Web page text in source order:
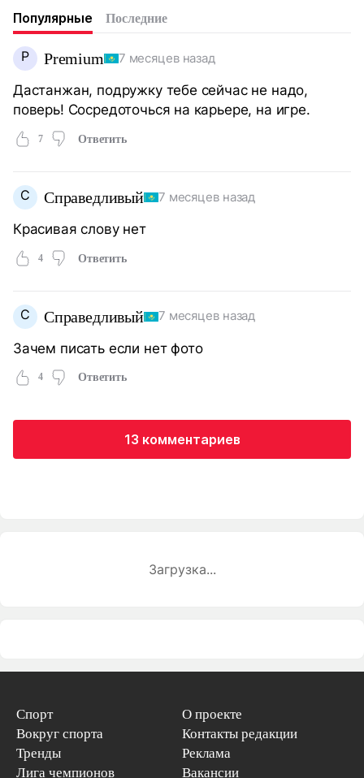
Популярные Последние
P Premium 7 месяцев назад
Дастанжан, подружку тебе сейчас не надо,
поверь! Сосредоточься на карьере, на игре.
7 Ответить
С Справедливый 7 месяцев назад
Красивая слову нет
4 Ответить
С Справедливый 7 месяцев назад
Зачем писать если нет фото
4 Ответить
13 комментариев
Загрузка...
Спорт
Вокруг спорта
Тренды
Лига чемпионов
О проекте
Контакты редакции
Реклама
Вакансии